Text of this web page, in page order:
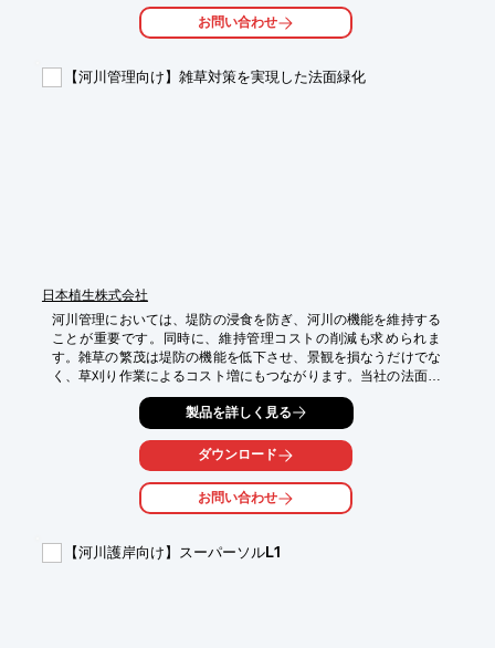
・維持管理コストの削減
お問い合わせ
【河川管理向け】雑草対策を実現した法面緑化
日本植生株式会社
河川管理においては、堤防の浸食を防ぎ、河川の機能を維持する
ことが重要です。同時に、維持管理コストの削減も求められま
す。雑草の繁茂は堤防の機能を低下させ、景観を損なうだけでな
く、草刈り作業によるコスト増にもつながります。当社の法面緑
化技術は、防草効果と緑化を両立し、これらの課題を解決しま
【活用シーン】
・河川堤防の法面
・堤防の浸食防止
製品を詳しく見る
ダウンロード
お問い合わせ
【河川護岸向け】スーパーソルL1